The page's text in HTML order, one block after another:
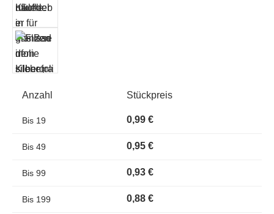
Anzahl Stückpreis
Bis 19 0,99 €
Bis 49 0,95 €
Bis 99 0,93 €
Bis 199 0,88 €